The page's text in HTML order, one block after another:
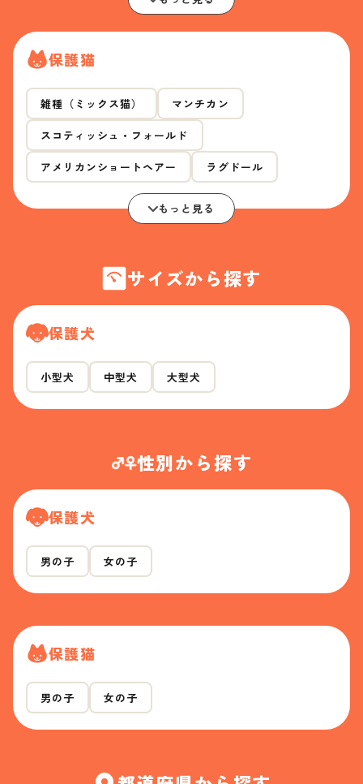
保護猫
雑種（ミックス猫） マンチカン
スコティッシュ・フォールド
アメリカンショートヘアー ラグドール
もっと見る
サイズから探す
保護犬
小型犬 中型犬 大型犬
性別から探す
保護犬
男の子 女の子
保護猫
男の子 女の子